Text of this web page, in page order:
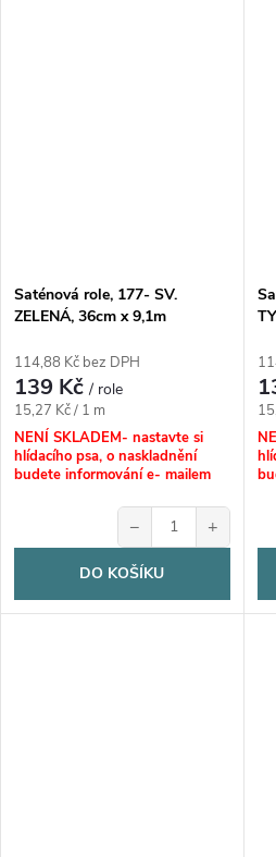
Saténová role, 177- SV.
ZELENÁ, 36cm x 9,1m
114,88 Kč bez DPH
139 Kč/ role
Měrná
cena:
15,27 Kč / 1 m
NENÍ SKLADEM- nastavte si
hlídacího psa, o naskladnění
budete informování e- mailem
− +
DO KOŠÍKU